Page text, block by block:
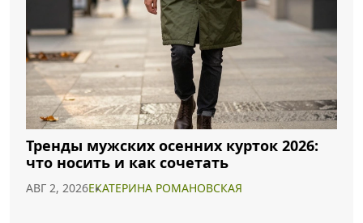
Тренды мужских осенних курток 2026:
что носить и как сочетать
АВГ 2, 2026ЕКАТЕРИНА РОМАНОВСКАЯ